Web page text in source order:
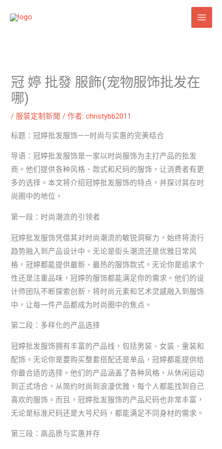
冠 婷 批發 服飾(宠物服饰批发在
哪)
/ 服裝定制新聞 / 作者:christybb2011
标题：冠婷批发服饰——时尚与实惠的完美结合
导语：冠婷批发服饰是一家以时尚服饰为主打产品的批发
商。他们提供各种风格、款式和尺码的服饰，让消费者有更
多的选择。本文将介绍冠婷批发服饰的特点，并探讨其在时
尚圈中的地位。
第一段：时尚潮流的引领者
冠婷批发服饰凭借其对时尚潮流的敏锐洞察力，始终将流行
趋势融入到产品设计中。无论是街头潮流还是优雅日常风
格，冠婷都能提供最新、最热的服饰款式。无论你是追求个
性还是注重品味，冠婷的服饰都能满足你的需求。他们的设
计师团队不断探索创新，将时尚元素和艺术灵感融入到服饰
中，让每一件产品都成为时尚圈中的焦点。
第二段：多样化的产品选择
冠婷批发服饰拥有丰富的产品线，包括男装、女装、童装和
配饰。无论你是要购买整套搭配还是单品，冠婷都能提供给
你最合适的选择。他们的产品涵盖了各种风格，从休闲运动
到正式场合，从简约时尚到浪漫优雅，每个人都能找到自己
喜欢的服饰。而且，冠婷批发服饰的产品尺码也非常丰富，
无论是标准尺码还是大号尺码，都能满足不同身材的需求。
第三段：高品质与实惠并存